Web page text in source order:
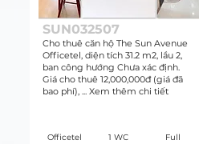
Cho thuê căn hộ The Sun Avenue
Officetel, diện tích 31.2 m2, lầu 2,
ban công hướng Chưa xác định.
Giá cho thuê 12,000,000đ (giá đã
bao phí), ... Xem thêm chi tiết
SUN032507
Officetel 1 WC Full